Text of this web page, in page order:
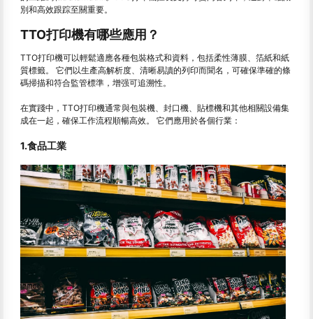
別和高效跟踪至關重要。
TTO打印機有哪些應用？
TTO打印機可以輕鬆適應各種包裝格式和資料，包括柔性薄膜、箔紙和紙
質標籤。 它們以生產高解析度、清晰易讀的列印而聞名，可確保準確的條
碼掃描和符合監管標準，增强可追溯性。
在實踐中，TTO打印機通常與包裝機、封口機、貼標機和其他相關設備集
成在一起，確保工作流程順暢高效。 它們應用於各個行業：
1.食品工業